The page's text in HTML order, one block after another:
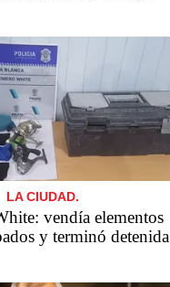
LA CIUDAD.
vendía elementos
y terminó detenida